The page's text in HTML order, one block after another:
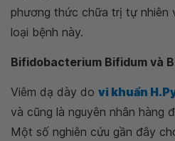
phương thức chữa trị tự nhiên
loại bệnh này.
Bifidobacterium Bifidum và
Viêm dạ dày do vi khuẩn
và cũng là nguyên nhân hàng
Một số nghiên cứu gần đây